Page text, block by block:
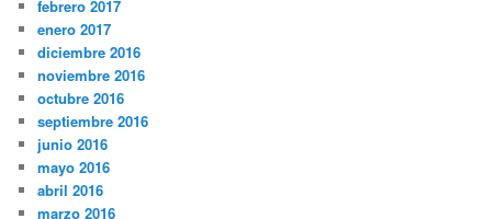
febrero 2017
enero 2017
diciembre 2016
noviembre 2016
octubre 2016
septiembre 2016
junio 2016
mayo 2016
abril 2016
marzo 2016